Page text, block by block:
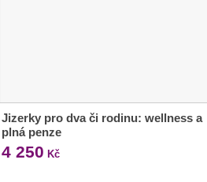
Jizerky pro dva či rodinu: wellness a
plná penze
4 250 Kč